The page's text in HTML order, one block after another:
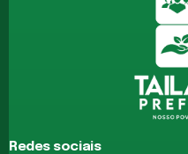
Redes sociais